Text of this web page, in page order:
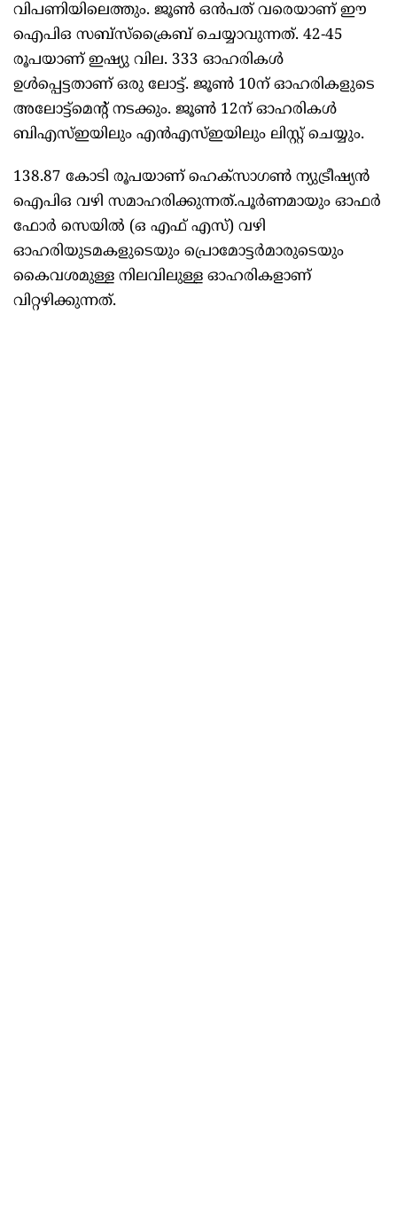
വിപണിയിലെത്തും. ജൂണ്‍ ഒന്‍പത്‌ വരെയാണ്‌ ഈ
ഐപിഒ സബ്‌സ്‌ക്രൈബ്‌ ചെയ്യാവുന്നത്‌. 42-45
രൂപയാണ്‌ ഇഷ്യു വില. 333 ഓഹരികള്‍
ഉള്‍പ്പെട്ടതാണ്‌ ഒരു ലോട്ട്‌. ജൂണ്‍ 10ന്‌ ഓഹരികളുടെ
അലോട്ട്‌മെന്റ്‌ നടക്കും. ജൂണ്‍ 12ന്‌ ഓഹരികള്‍
ബിഎസ്‌ഇയിലും എന്‍എസ്‌ഇയിലും ലിസ്റ്റ്‌ ചെയ്യും.
138.87 കോടി രൂപയാണ്‌ ഹെക്‌സാഗണ്‍ ന്യുട്രീഷ്യന്‍
ഐപിഒ വഴി സമാഹരിക്കുന്നത്‌.പൂര്‍ണമായും ഓഫര്‍
ഫോര്‍ സെയില്‍ (ഒ എഫ്‌ എസ്‌) വഴി
ഓഹരിയുടമകളുടെയും പ്രൊമോട്ടര്‍മാരുടെയും
കൈവശമുള്ള നിലവിലുള്ള ഓഹരികളാണ്‌
വിറ്റഴിക്കുന്നത്‌.